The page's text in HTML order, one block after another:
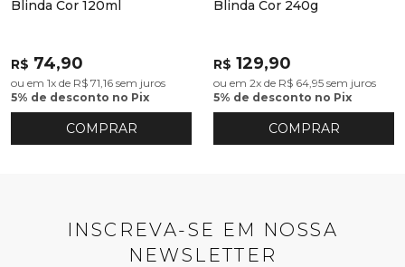
Blinda Cor 120ml
R$ 74,90
ou em 1x de R$ 71,16 sem juros
5% de desconto no Pix
COMPRAR
Blinda Cor 240g
R$ 129,90
ou em 2x de R$ 64,95 sem juros
5% de desconto no Pix
COMPRAR
INSCREVA-SE EM NOSSA
NEWSLETTER